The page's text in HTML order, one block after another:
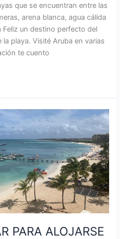
que se encuentran entre las
arena blanca, agua cálida
Feliz un destino perfecto del
playa. Visité Aruba en varias
te cuento
PARA ALOJARSE